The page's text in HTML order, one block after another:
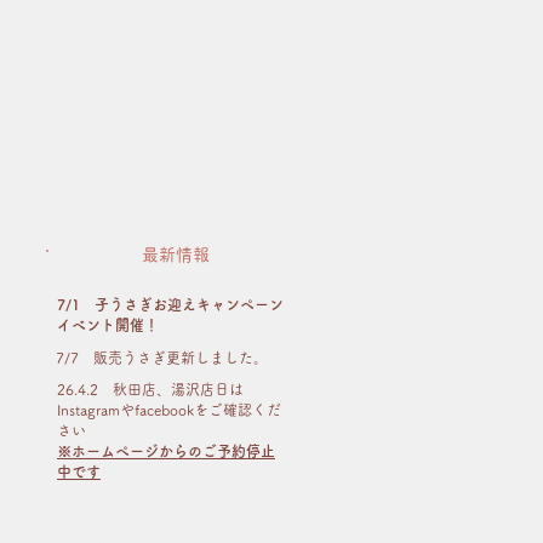
最新情報
7/1 子うさぎお迎えキャンペーン
イベント開催！
​7/7 販売うさぎ更新しました。
26.4.2 秋田店、湯沢店日は
Instagramやfacebookをご確認くだ
さい
※ホームページからのご予約停止
中です